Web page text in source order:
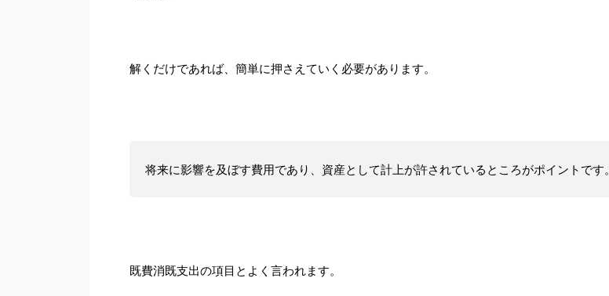
解くだけであれば、簡単に押さえていく必要があります。
将来に影響を及ぼす費用であり、資産として計上が許されているところがポイントです。
既費消既支出の項目とよく言われます。